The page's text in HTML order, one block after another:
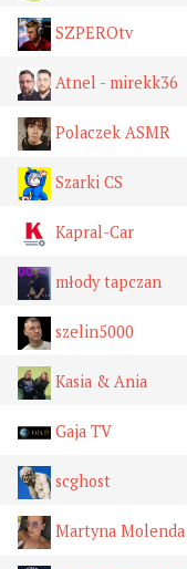
SZPEROtv
Atnel - mirekk36
Polaczek ASMR
Szarki CS
Kapral-Car
młody tapczan
szelin5000
Kasia & Ania
Gaja TV
scghost
Martyna Molenda